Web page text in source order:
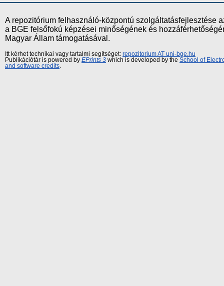
A repozitórium felhasználó-központú szolgáltatásfejlesztése
a BGE felsőfokú képzései minőségének és
Magyar Állam támogatásával.
Itt kérhet technikai vagy tartalmi segítséget: repozitorium AT uni-bge.hu
Publikációtár is powered by EPrints 3 which is developed by the School of
and software credits.